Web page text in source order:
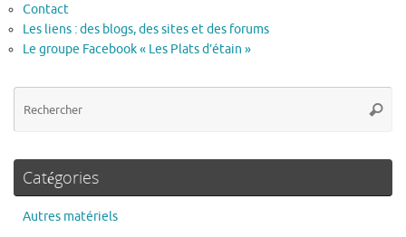
Contact
Les liens : des blogs, des sites et des forums
Le groupe Facebook « Les Plats d’étain »
Catégories
Autres matériels